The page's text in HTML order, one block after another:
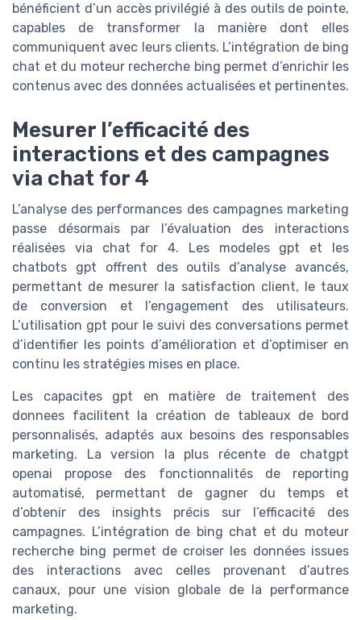
bénéficient d’un accès privilégié à des outils de pointe,
capables de transformer la manière dont elles
communiquent avec leurs clients. L’intégration de bing
chat et du moteur recherche bing permet d’enrichir les
contenus avec des données actualisées et pertinentes.
Mesurer l’efficacité des
interactions et des campagnes
via chat for 4
L’analyse des performances des campagnes marketing
passe désormais par l’évaluation des interactions
réalisées via chat for 4. Les modeles gpt et les
chatbots gpt offrent des outils d’analyse avancés,
permettant de mesurer la satisfaction client, le taux
de conversion et l’engagement des utilisateurs.
L’utilisation gpt pour le suivi des conversations permet
d’identifier les points d’amélioration et d’optimiser en
continu les stratégies mises en place.
Les capacites gpt en matière de traitement des
donnees facilitent la création de tableaux de bord
personnalisés, adaptés aux besoins des responsables
marketing. La version la plus récente de chatgpt
openai propose des fonctionnalités de reporting
automatisé, permettant de gagner du temps et
d’obtenir des insights précis sur l’efficacité des
campagnes. L’intégration de bing chat et du moteur
recherche bing permet de croiser les données issues
des interactions avec celles provenant d’autres
canaux, pour une vision globale de la performance
marketing.